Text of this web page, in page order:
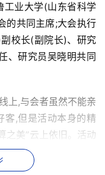
工业大学(山东省科学
的共同主席;大会执行
校长(副院长)、研究
、研究员吴晓明共同
上,与会者虽然不能亲
客,但是活动本身的精
之美”云上依旧。活动
直播的人数持续增长,
高潮,截至13日下午